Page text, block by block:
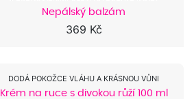
Nepálský balzám
369 Kč
DODÁ POKOŽCE VLÁHU A KRÁSNOU VŮNI
Krém na ruce s divokou růží 100 ml